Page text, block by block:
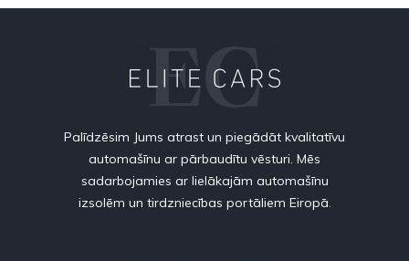
Palīdzēsim Jums atrast un piegādāt kvalitatīvu
automašīnu ar pārbaudītu vēsturi. Mēs
sadarbojamies ar lielākajām automašīnu
izsolēm un tirdzniecības portāliem Eiropā.